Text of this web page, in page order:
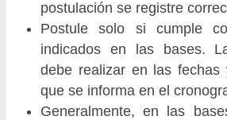
postulación se registre
Postule solo si cumple
indicados en las bases.
debe realizar en las
que se informa en el
Generalmente, en las